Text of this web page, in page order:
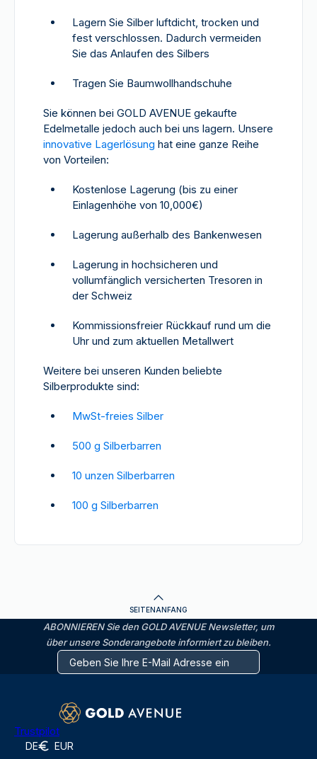
Lagern Sie Silber luftdicht, trocken und
fest verschlossen. Dadurch vermeiden
Sie das Anlaufen des Silbers
Tragen Sie Baumwollhandschuhe
Sie können bei GOLD AVENUE gekaufte
Edelmetalle jedoch auch bei uns lagern. Unsere
innovative Lagerlösung hat eine ganze Reihe
von Vorteilen:
Kostenlose Lagerung (bis zu einer
Einlagenhöhe von 10,000€)
Lagerung außerhalb des Bankenwesen
Lagerung in hochsicheren und
vollumfänglich versicherten Tresoren in
der Schweiz
Kommissionsfreier Rückkauf rund um die
Uhr und zum aktuellen Metallwert
Weitere bei unseren Kunden beliebte
Silberprodukte sind:
MwSt-freies Silber
500 g Silberbarren
10 unzen Silberbarren
100 g Silberbarren
SEITENANFANG
ABONNIEREN Sie den GOLD AVENUE Newsletter, um
über unsere Sonderangebote informiert zu bleiben.
Trustpilot
DE EUR